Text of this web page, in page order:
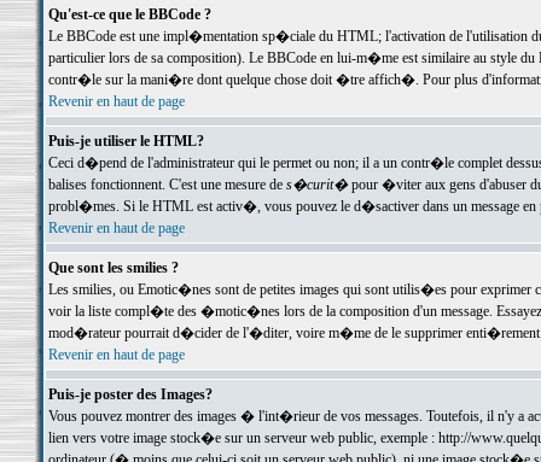
Qu'est-ce que le BBCode ?
Le BBCode est une impl�mentation sp�ciale du HTML; l'activation de l'utilisation
particulier lors de sa composition). Le BBCode en lui-m�me est similaire au style
contr�le sur la mani�re dont quelque chose doit �tre affich�. Pour plus
Revenir en haut de page
Puis-je utiliser le HTML?
Ceci d�pend de l'administrateur qui le permet ou non; il a un contr�le complet
balises fonctionnent. C'est une mesure de s�curit�pour �viter aux gens d'abuser
probl�mes. Si le HTML est activ�, vous pouvez le d�sactiver dans un message en
Revenir en haut de page
Que sont les smilies ?
Les smilies, ou Emotic�nes sont de petites images qui sont utilis�es pour exprimer
voir la liste compl�te des �motic�nes lors de la composition d'un message.
mod�rateur pourrait d�cider de l'�diter, voire m�me de le supprimer
Revenir en haut de page
Puis-je poster des Images?
Vous pouvez montrer des images � l'int�rieur de vos messages. Toutefois, il n'y a
lien vers votre image stock�e sur un serveur web public, exemple : http://